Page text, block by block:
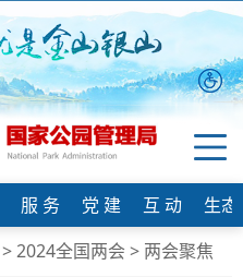
服 务 党 建 互 动
生
>2024全国两会 > 两会聚焦